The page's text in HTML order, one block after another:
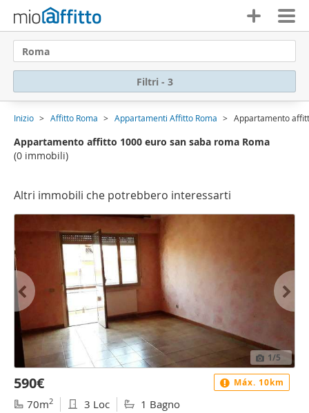
Roma
Filtri - 3
Inizio Affitto Roma Appartamenti Affitto Roma Appartamento
Appartamento affitto 1000 euro san saba roma Roma
(0 immobili)
Altri immobili che potrebbero interessarti
1/5
590€
70m2 3 Loc 1 Bagno
Máx. 10km